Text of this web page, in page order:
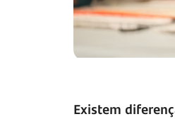
Existem